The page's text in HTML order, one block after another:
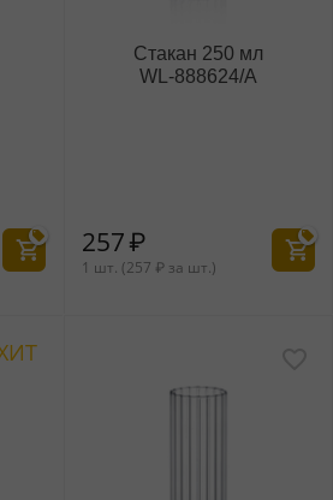
Стакан 250 мл
WL‑888624/A
257₽
1 шт. (257 ₽ за шт.)